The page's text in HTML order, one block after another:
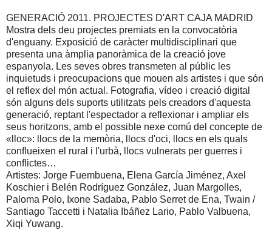
GENERACIÓ 2011. PROJECTES D'ART CAJA MADRID
Mostra dels deu projectes premiats en la convocatòria
d'enguany. Exposició de caràcter multidisciplinari que
presenta una àmplia panoràmica de la creació jove
espanyola. Les seves obres transmeten al públic les
inquietuds i preocupacions que mouen als artistes i que són
el reflex del món actual. Fotografia, vídeo i creació digital
són alguns dels suports utilitzats pels creadors d'aquesta
generació, reptant l'espectador a reflexionar i ampliar els
seus horitzons, amb el possible nexe comú del concepte de
«lloc»: llocs de la memòria, llocs d'oci, llocs en els quals
conflueixen el rural i l'urbà, llocs vulnerats per guerres i
conflictes…
Artistes: Jorge Fuembuena, Elena García Jiménez, Axel
Koschier i Belén Rodríguez González, Juan Margolles,
Paloma Polo, Ixone Sadaba, Pablo Serret de Ena, Twain /
Santiago Taccetti i Natalia Ibáñez Lario, Pablo Valbuena,
Xiqi Yuwang.